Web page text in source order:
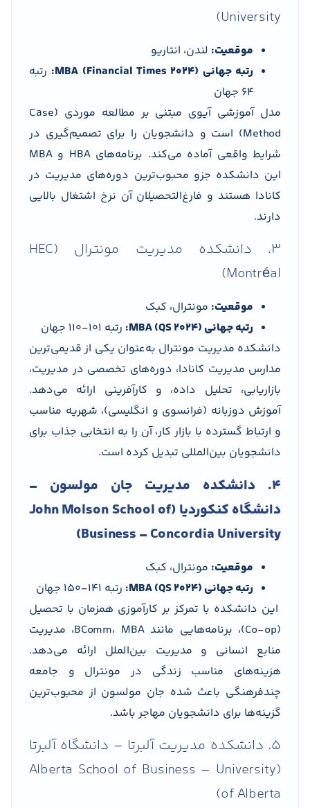
University)
موقعیت: لندن، انتاریو
رتبه جهانی MBA (Financial Times 2024):
رتبه
64 جهان
مدل آموزشی آیوی مبتنی بر مطالعه موردی (Case
Method) است و دانشجویان را برای تصمیم‌گیری در
شرایط واقعی آماده می‌کند. برنامه‌های HBA و MBA
این دانشکده جزو محبوب‌ترین دوره‌های مدیریت در
کانادا هستند و فارغ‌التحصیلان آن نرخ اشتغال بالایی
دارند.
3. دانشکده مدیریت مونترال (HEC
Montréal)
موقعیت: مونترال، کبک
رتبه جهانی MBA (QS 2024):
رتبه 101-110 جهان
دانشکده مدیریت مونترال به‌عنوان یکی از قدیمی‌ترین
مدارس مدیریت کانادا، دوره‌های تخصصی در مدیریت،
بازاریابی، تحلیل داده، و کارآفرینی ارائه می‌دهد.
آموزش دو‌زبانه (فرانسوی و انگلیسی)، شهریه مناسب
و ارتباط گسترده با بازار کار، آن را به انتخابی جذاب برای
دانشجویان بین‌المللی تبدیل کرده است.
4. دانشکده مدیریت جان مولسون –
دانشگاه کنکوردیا (John Molson School of
Business – Concordia University)
موقعیت: مونترال، کبک
رتبه جهانی MBA (QS 2024):
رتبه 141-150 جهان
این دانشکده با تمرکز بر کارآموزی همزمان با تحصیل
(Co-op)، برنامه‌هایی مانند BComm، MBA، مدیریت
منابع انسانی و مدیریت بین‌الملل ارائه می‌دهد.
هزینه‌های مناسب زندگی در مونترال و جامعه
چندفرهنگی باعث شده جان مولسون از محبوب‌ترین
گزینه‌ها برای دانشجویان مهاجر باشد.
5. دانشکده مدیریت آلبرتا – دانشگاه آلبرتا
(Alberta School of Business – University
of Alberta)